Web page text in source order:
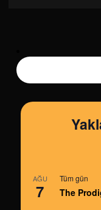
AĞU
7
Tüm gün
The